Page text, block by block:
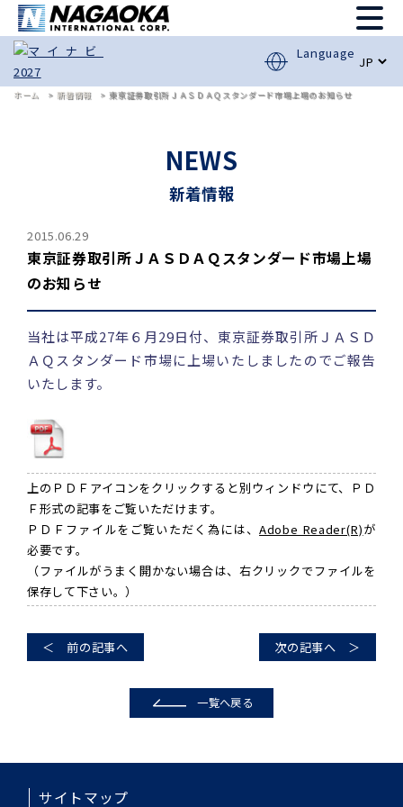
Language
ホーム 新着情報 東京証券取引所ＪＡＳＤＡＱスタンダード市場上場のお知らせ
NEWS
新着情報
2015.06.29
東京証券取引所ＪＡＳＤＡＱスタンダード市場上場
のお知らせ
当社は平成27年６月29日付、東京証券取引所ＪＡＳＤ
ＡＱスタンダード市場に上場いたしましたのでご報告
いたします。
上のＰＤＦアイコンをクリックすると別ウィンドウにて、ＰＤ
Ｆ形式の記事をご覧いただけます。
ＰＤＦファイルをご覧いただく為には、Adobe Reader(R)が
必要です。
（ファイルがうまく開かない場合は、右クリックでファイルを
保存して下さい。）
＜ 前の記事へ 次の記事へ ＞
一覧へ戻る
サイトマップ